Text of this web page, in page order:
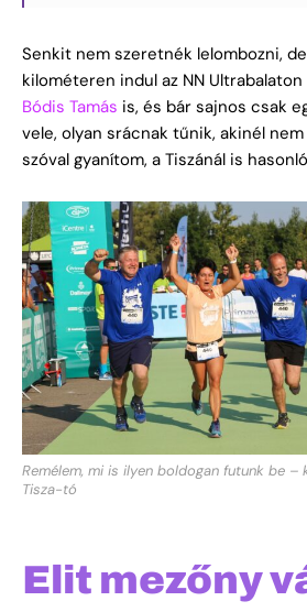
Senkit nem szeretnék lelombozni,
kilométeren indul az NN
Bódis Tamás is, és bár sajnos csak
vele, olyan srácnak tűnik, akinél
szóval gyanítom, a Tiszánál is
Remélem, mi is ilyen boldogan futunk be –
Tisza-tó
Elit mezőny